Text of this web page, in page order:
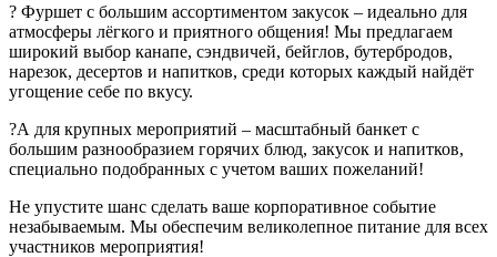
? Фуршет с большим ассортиментом закусок – идеально для
атмосферы лёгкого и приятного общения! Мы предлагаем
широкий выбор канапе, сэндвичей, бейглов, бутербродов,
нарезок, десертов и напитков, среди которых каждый найдёт
угощение себе по вкусу.
?А для крупных мероприятий – масштабный банкет с
большим разнообразием горячих блюд, закусок и напитков,
специально подобранных с учетом ваших пожеланий!
Не упустите шанс сделать ваше корпоративное событие
незабываемым. Мы обеспечим великолепное питание для всех
участников мероприятия!